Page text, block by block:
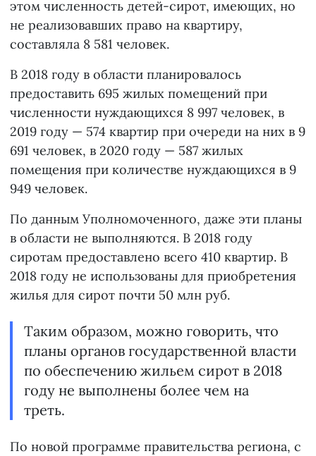
этом численность детей-сирот, имеющих, но
не реализовавших право на квартиру,
составляла 8 581 человек.
В 2018 году в области планировалось
предоставить 695 жилых помещений при
численности нуждающихся 8 997 человек, в
2019 году — 574 квартир при очереди на них в 9
691 человек, в 2020 году — 587 жилых
помещения при количестве нуждающихся в 9
949 человек.
По данным Уполномоченного, даже эти планы
в области не выполняются. В 2018 году
сиротам предоставлено всего 410 квартир. В
2018 году не использованы для приобретения
жилья для сирот почти 50 млн руб.
Таким образом, можно говорить, что
планы органов государственной власти
по обеспечению жильем сирот в 2018
году не выполнены более чем на
треть.
По новой программе правительства региона, с